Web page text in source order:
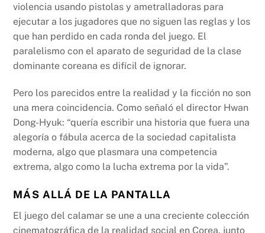
violencia usando pistolas y ametralladoras para
ejecutar a los jugadores que no siguen las reglas y los
que han perdido en cada ronda del juego. El
paralelismo con el aparato de seguridad de la clase
dominante coreana es difícil de ignorar.
Pero los parecidos entre la realidad y la ficción no son
una mera coincidencia. Como señaló el director Hwan
Dong-Hyuk: “quería escribir una historia que fuera una
alegoría o fábula acerca de la sociedad capitalista
moderna, algo que plasmara una competencia
extrema, algo como la lucha extrema por la vida”.
MÁS ALLÁ DE LA PANTALLA
El juego del calamar se une a una creciente colección
cinematográfica de la realidad social en Corea, junto